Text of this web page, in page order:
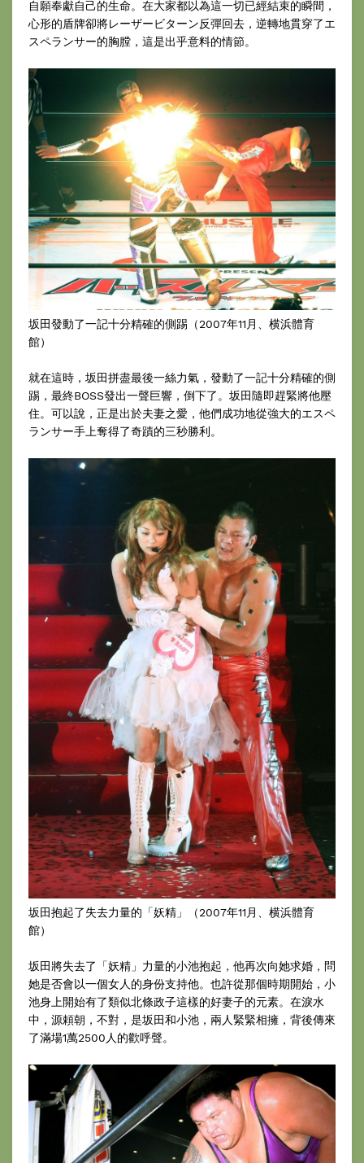
自願奉獻自己的生命。在大家都以為這一切已經結束的瞬間，
心形的盾牌卻將レーザービターン反彈回去，逆轉地貫穿了エ
スペランサー的胸膛，這是出乎意料的情節。
坂田發動了一記十分精確的側踢（2007年11月、横浜體育
館）
就在這時，坂田拼盡最後一絲力氣，發動了一記十分精確的側
踢，最終BOSS發出一聲巨響，倒下了。坂田隨即趕緊將他壓
住。可以說，正是出於夫妻之愛，他們成功地從強大的エスペ
ランサー手上奪得了奇蹟的三秒勝利。
坂田抱起了失去力量的「妖精」（2007年11月、横浜體育
館）
坂田將失去了「妖精」力量的小池抱起，他再次向她求婚，問
她是否會以一個女人的身份支持他。也許從那個時期開始，小
池身上開始有了類似北條政子這樣的好妻子的元素。在淚水
中，源頼朝，不對，是坂田和小池，兩人緊緊相擁，背後傳來
了滿場1萬2500人的歡呼聲。